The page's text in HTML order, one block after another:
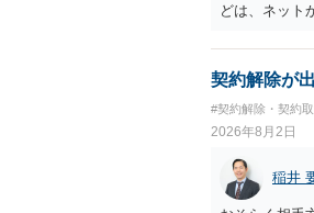
どは、ネット
契約解除が
#契約解除・契約
2026年8月2日
稲井